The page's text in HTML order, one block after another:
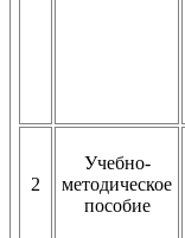
2
Учебно-
методическое
пособие